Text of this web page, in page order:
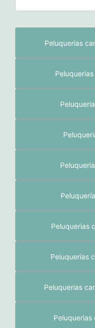
Peluquerias
Peluquerias
Peluquerias
Peluquerias
Peluquerias